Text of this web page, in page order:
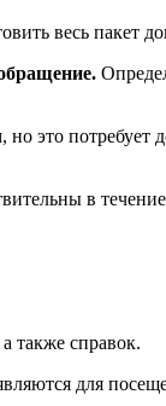
весь пакет
это
в течение
также справок.
для